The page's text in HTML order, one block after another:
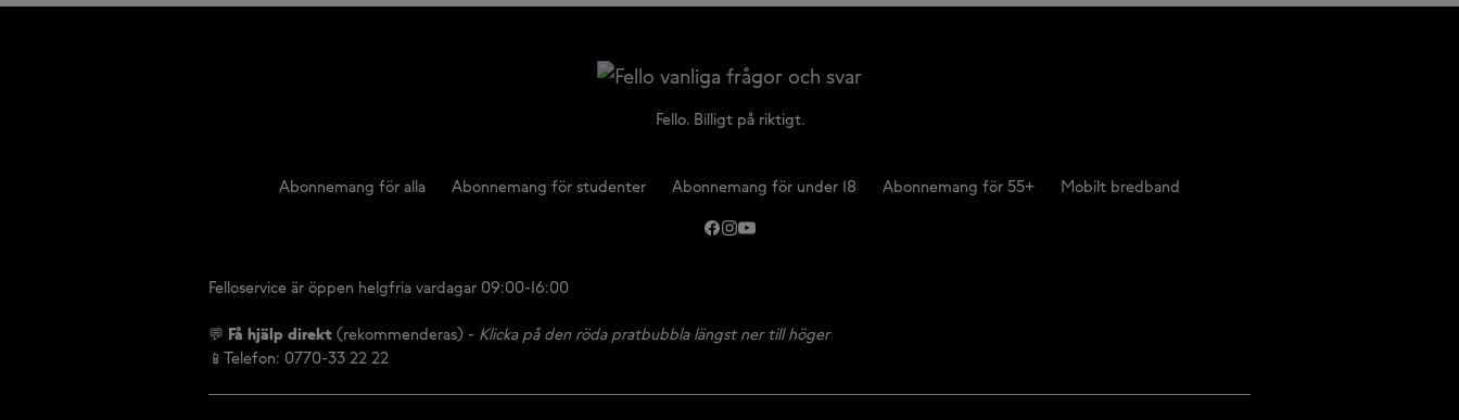
Fello. Billigt på riktigt.
Abonnemang för alla Abonnemang för studenter Abonnemang för under 18 Abonnemang för 55+ Mobilt bredband
Felloservice är öppen helgfria vardagar 09:00-16:00
💬 Få hjälp direkt (rekommenderas) - Klicka på den röda pratbubbla längst ner till höger
📱Telefon: 0770-33 22 22